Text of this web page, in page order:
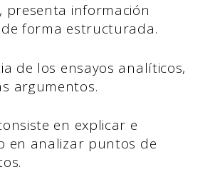
presenta información
forma estructurada.
de los ensayos analíticos,
argumentos.
en explicar e
en analizar puntos de